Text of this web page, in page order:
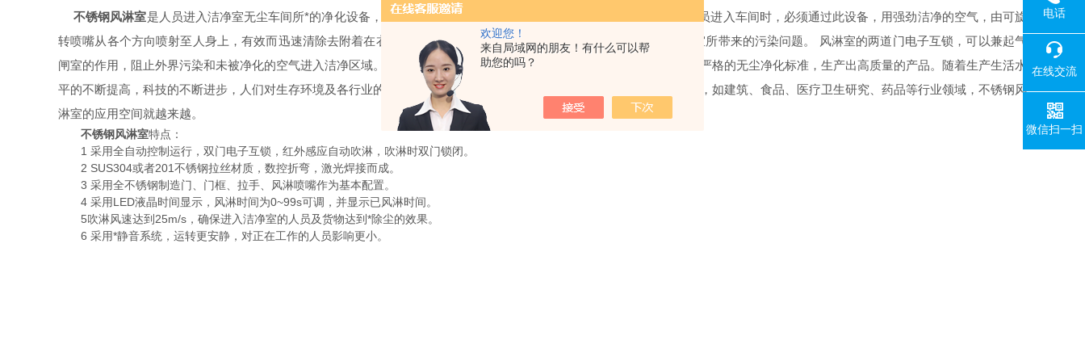
欢迎您！
来自局域网的朋友！有什么可以帮
助您的吗？
不锈钢风淋室是人员进入洁净室无尘车间所*的净化设备，通用性强，可与所有的洁净室和洁净厂房配套使用，工作人员进入车间时，必须通过此设备，用强劲洁净的空气，由可旋
转喷嘴从各个方向喷射至人身上，有效而迅速清除去附着在衣服上的灰尘、头发、发屑等杂物，它可以减少人进出洁净室所带来的污染问题。 风淋室的两道门电子互锁，可以兼起气
闸室的作用，阻止外界污染和未被净化的空气进入洁净区域。杜绝工作人员将头发，灰尘、细菌带入车间，达到工作场地严格的无尘净化标准，生产出高质量的产品。随着生产生活水
平的不断提高，科技的不断进步，人们对生存环境及各行业的产品质量要求越来越高，不锈钢风淋室被应用在各个行业中，如建筑、食品、医疗卫生研究、药品等行业领域，不锈钢风
淋室的应用空间就越来越。
不锈钢风淋室特点：
1 采用全自动控制运行，双门电子互锁，红外感应自动吹淋，吹淋时双门锁闭。
2 SUS304或者201不锈钢拉丝材质，数控折弯，激光焊接而成。
3 采用全不锈钢制造门、门框、拉手、风淋喷嘴作为基本配置。
4 采用LED液晶时间显示，风淋时间为0~99s可调，并显示已风淋时间。
5吹淋风速达到25m/s，确保进入洁净室的人员及货物达到*除尘的效果。
6 采用*静音系统，运转更安静，对正在工作的人员影响更小。
电话
在线交流
微信扫一扫